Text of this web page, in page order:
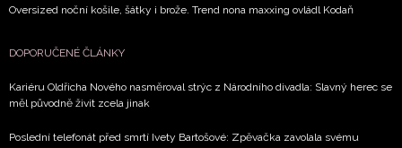
Oversized noční košile, šátky i brože. Trend nona maxxing ovládl Kodaň
DOPORUČENÉ ČLÁNKY
Kariéru Oldřicha Nového nasměroval strýc z Národního divadla: Slavný herec se
měl původně živit zcela jinak
Poslední telefonát před smrtí Ivety Bartošové: Zpěvačka zavolala svému